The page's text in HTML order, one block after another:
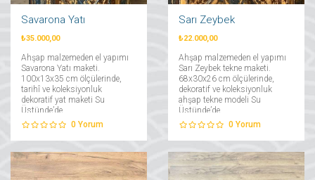
Savarona Yatı
₺35.000,00
Ahşap malzemeden el yapımı
Savarona Yatı maketi.
100x13x35 cm ölçülerinde,
tarihî ve koleksiyonluk
dekoratif yat maketi Su
Üstünde’de....
0 Yorum
Sarı Zeybek
₺22.000,00
Ahşap malzemeden el yapımı
Sarı Zeybek tekne maketi.
68x30x26 cm ölçülerinde,
dekoratif ve koleksiyonluk
ahşap tekne modeli Su
Üstünde’de....
0 Yorum